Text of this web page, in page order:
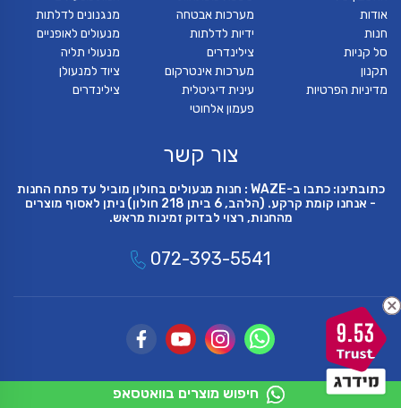
חיפוש מוצרים בוואטסאפ
אודות
חנות
סל קניות
תקנון
מדיניות הפרטיות
מערכות אבטחה
ידיות לדלתות
צילינדרים
מערכות אינטרקום
עינית דיגיטלית
פעמון אלחוטי
מנגנונים לדלתות
מנעולים לאופניים
מנעולי תליה
ציוד למנעולן
צילינדרים
צור קשר
כתובתינו: כתבו ב-WAZE : חנות מנעולים בחולון מוביל עד פתח החנות
- אנחנו קומת קרקע. (הלהב, 6 ביתן 218 חולון) ניתן לאסוף מוצרים
מהחנות, רצוי לבדוק זמינות מראש.
072-393-5541
© כל הזכויות שמורות 2018 פיתוח ועיצוב חנויות און ליין
9.53